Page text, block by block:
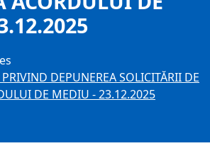
DEPUNEREA SOLICITĂRII DE
DE MEDIU - 23.12.2025